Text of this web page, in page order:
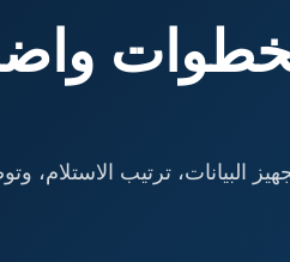
ترتيب الاستلام،